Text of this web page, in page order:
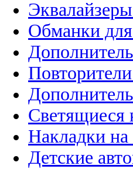
Обманки
Накладки на
Детские